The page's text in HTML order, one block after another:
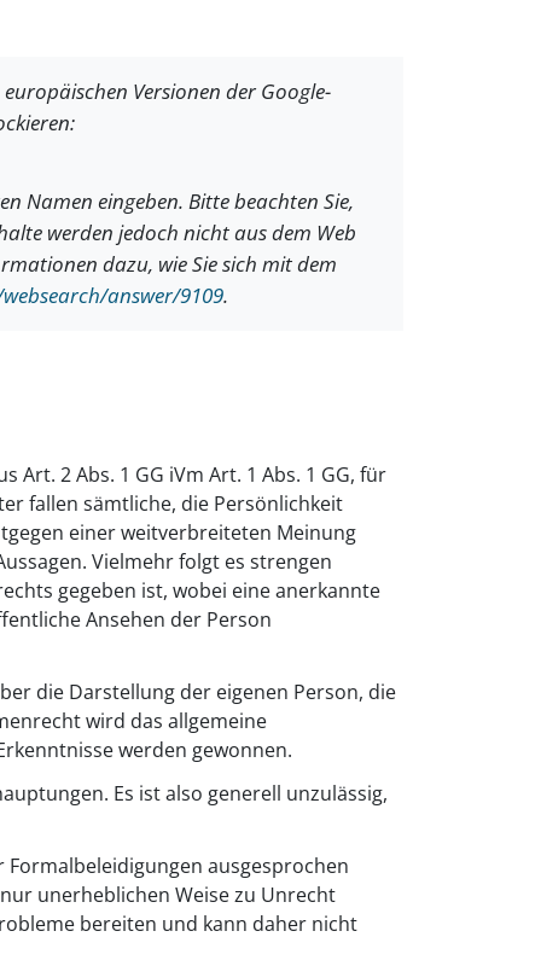
Versionen der Google-
Namen eingeben. Bitte beachten Sie,
werden jedoch nicht aus dem Web
dazu, wie Sie sich mit dem
answer/9109.
2 Abs. 1 GG iVm Art. 1 Abs. 1 GG, für
fallen sämtliche, die Persönlichkeit
einer weitverbreiteten Meinung
Vielmehr folgt es strengen
gegeben ist, wobei eine anerkannte
Ansehen der Person
die Darstellung der eigenen Person, die
wird das allgemeine
werden gewonnen.
Es ist also generell unzulässig,
ausgesprochen
unerheblichen Weise zu Unrecht
bereiten und kann daher nicht